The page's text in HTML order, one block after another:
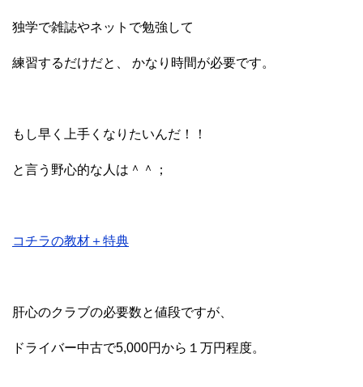
独学で雑誌やネットで勉強して
練習するだけだと、 かなり時間が必要です。
もし早く上手くなりたいんだ！！
と言う野心的な人は＾＾；
コチラの教材＋特典
肝心のクラブの必要数と値段ですが、
ドライバー中古で5,000円から１万円程度。